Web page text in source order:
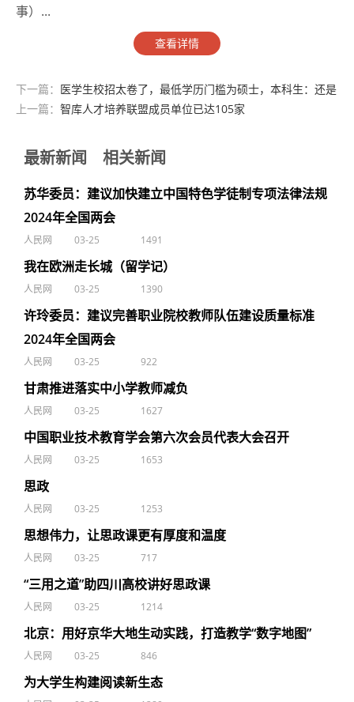
事）...
查看详情
下一篇： 医学生校招太卷了，最低学历门槛为硕士，本科生：还是
得提升自己
上一篇： 智库人才培养联盟成员单位已达105家
最新新闻 相关新闻
苏华委员：建议加快建立中国特色学徒制专项法律法规
2024年全国两会
人民网 03-25 1491
我在欧洲走长城（留学记）
人民网 03-25 1390
许玲委员：建议完善职业院校教师队伍建设质量标准
2024年全国两会
人民网 03-25 922
甘肃推进落实中小学教师减负
人民网 03-25 1627
中国职业技术教育学会第六次会员代表大会召开
人民网 03-25 1653
思政
人民网 03-25 1253
思想伟力，让思政课更有厚度和温度
人民网 03-25 717
“三用之道”助四川高校讲好思政课
人民网 03-25 1214
北京：用好京华大地生动实践，打造教学“数字地图”
人民网 03-25 846
为大学生构建阅读新生态